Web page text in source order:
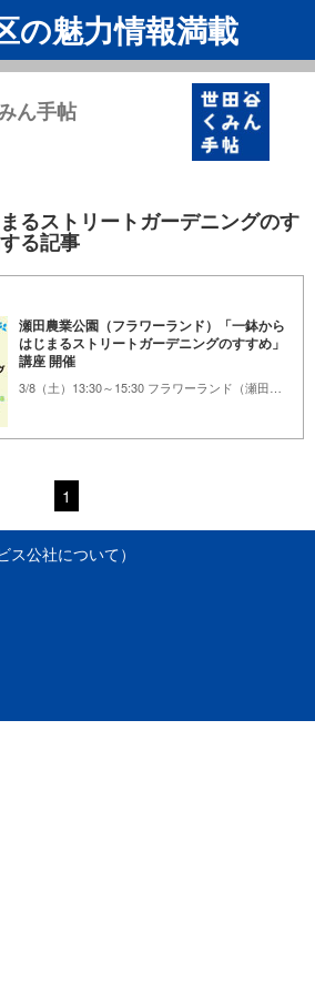
の魅力情報満載
ん手帖
るストリートガーデニングのす
る記事
瀬田農業公園（フラワーランド）「一鉢から
はじまるストリートガーデニングのすすめ」
講座 開催
1
公社について）